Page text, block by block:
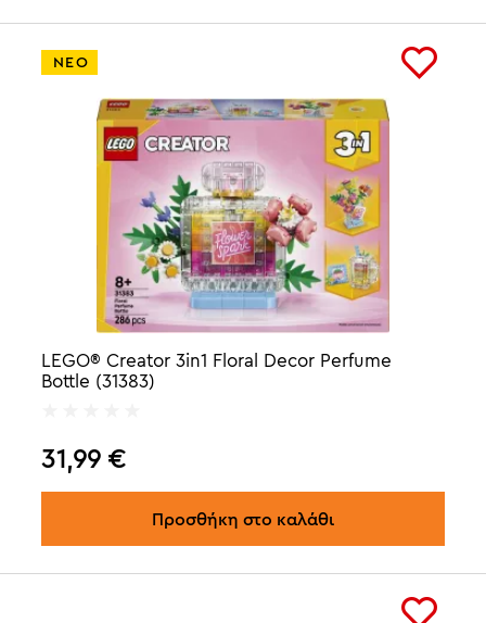
ΝΕΟ
LEGO® Creator 3in1 Floral Decor Perfume
Bottle (31383)
31,99 €
Προσθήκη στο καλάθι